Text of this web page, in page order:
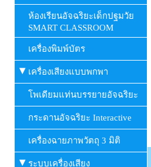
ห้องเรียนอัจฉริยะเด็กปฐมวัย
SMART CLASSROOM
เครื่องพิมพ์บัตร
เครื่องเสียงแบบพกพา
โพเดียมแท่นบรรยายอัจฉริยะ
กระดานอัจฉริยะ Interactive
เครื่องฉายภาพวัตถุ 3 มิติ
ระบบเครื่องเสียง